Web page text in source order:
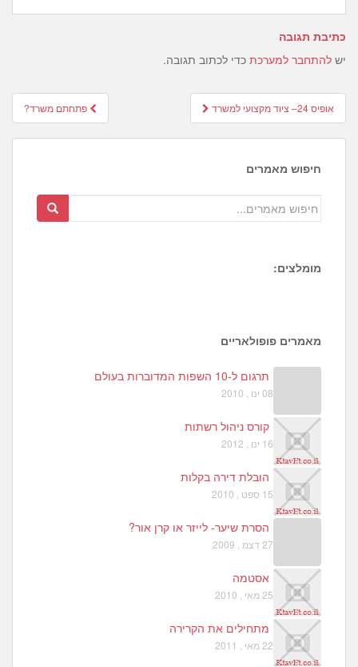
כתיבת תגובה
יש להתחבר למערכת כדי לכתוב תגובה.
Post
navigation
פתחתם משרד? אופיס 24– ציוד מקצועי למשרד
חיפוש מאמרים
מומלצים:
4
מאמרים פופולאריים
תרגום ל-10 השפות המדוברות בעולם
08 ינו , 2010
קורס ניהול רשתות
16 ינו , 2012
הובלת דירה בקלות
15 ספט , 2010
הסרת שיער- לייזר או קרן אור?
27 דצמ , 2009
אסטמה
25 מאי , 2010
מתחילים את הקרירה
22 מאי , 2011